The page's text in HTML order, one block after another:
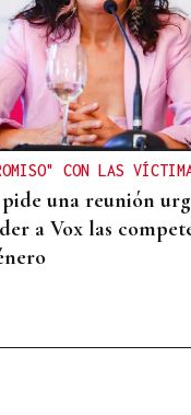
CON LAS
una reunión
a Vox las